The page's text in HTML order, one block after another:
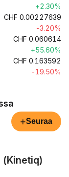
+2.30%
CHF 0.00227639
-3.20%
CHF 0.060614
+55.60%
CHF 0.163592
-19.50%
+Seuraa
(Kinetiq)